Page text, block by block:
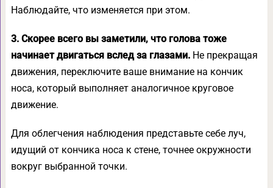
Наблюдайте, что изменяется при этом.
3. Скорее всего вы заметили, что голова тоже
начинает двигаться вслед за глазами.Не прекращая
движения, переключите ваше внимание на кончик
носа, который выполняет аналогичное круговое
движение.
Для облегчения наблюдения представьте себе луч,
идущий от кончика носа к стене, точнее окружности
вокруг выбранной точки.